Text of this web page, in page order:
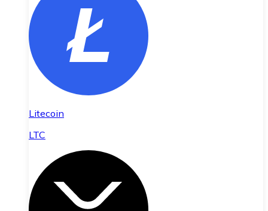
Litecoin
LTC